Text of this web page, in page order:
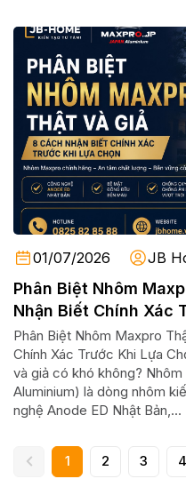
01/07/2026 JB
Phân Biệt Nhôm
Nhận Biết Chính Xác
Phân Biệt Nhôm Maxpro
Chính Xác Trước Khi Lựa
và giả có khó không?
Aluminium) là dòng nhôm
nghệ Anode ED Nhật Bản,...
1 2 3 4